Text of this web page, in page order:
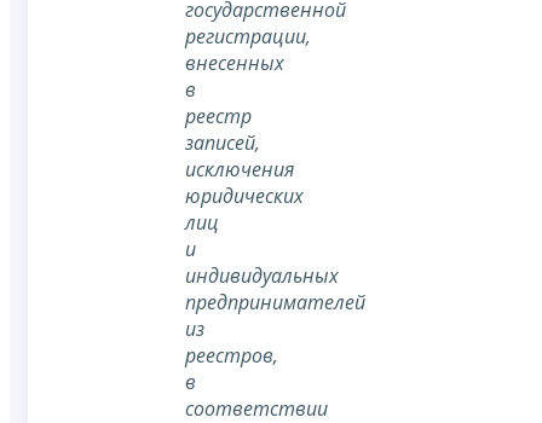
государственной
регистрации,
внесенных
в
реестр
записей,
исключения
юридических
лиц
и
индивидуальных
предпринимателей
из
реестров,
в
соответствии